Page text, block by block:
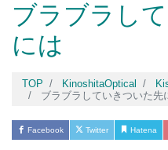
ブラブラし
には
TOP KinoshitaOptical
ブラブラしていきついた先
Facebook Twitter Hatena